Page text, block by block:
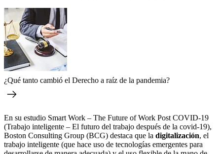
¿Qué tanto cambió el Derecho a raíz de la pandemia?
En su estudio Smart Work – The Future of Work Post COVID-19
(Trabajo inteligente – El futuro del trabajo después de la covid-19),
Boston Consulting Group (BCG) destaca que la digitalización, el
trabajo inteligente (que hace uso de tecnologías emergentes para